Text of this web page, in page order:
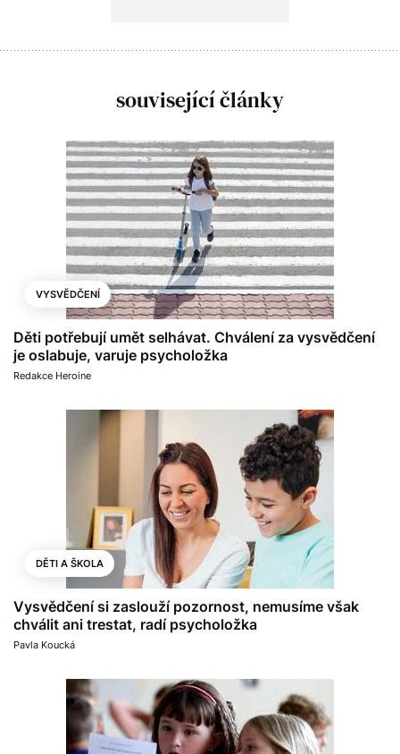
související články
VYSVĚDČENÍ
Děti potřebují umět selhávat. Chválení za vysvědčení
je oslabuje, varuje psycholožka
Redakce Heroine
DĚTI A ŠKOLA
Vysvědčení si zaslouží pozornost, nemusíme však
chválit ani trestat, radí psycholožka
Pavla Koucká